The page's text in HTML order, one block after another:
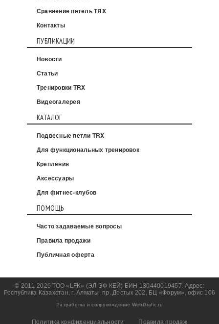
Сравнение петель TRX
Контакты
ПУБЛИКАЦИИ
Новости
Статьи
Тренировки TRX
Видеогалерея
КАТАЛОГ
Подвесные петли TRX
Для функциональных тренировок
Крепления
Аксессуары
Для фитнес-клубов
ПОМОЩЬ
Часто задаваемые вопросы
Правила продажи
Публичная оферта
© 2011-2026 ТОО «LFK» (ЭЛ ЭФ КЕЙ) БИН 130440019457. Адрес:
Республика Казахстан, г. Алматы, пр. Достык 202, БЦ «Форум», офис 106
Разработка и сопровождение WebGrafic.ru
Политика конфиденциальности Правила продаж